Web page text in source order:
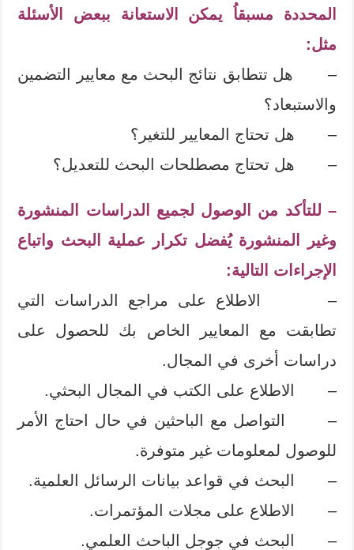
المحددة مسبقاُ يمكن الاستعانة ببعض الأسئلة
مثل:
– هل تتطابق نتائج البحث مع معايير التضمين
والاستبعاد؟
– هل تحتاج المعايير للتغير؟
– هل تحتاج مصطلحات البحث للتعديل؟
– للتأكد من الوصول لجميع الدراسات المنشورة
وغير المنشورة يُفضل تكرار عملية البحث واتباع
الإجراءات التالية:
– الاطلاع على مراجع الدراسات التي
تطابقت مع المعايير الخاص بك للحصول على
دراسات أخرى في المجال.
– الاطلاع على الكتب في المجال البحثي.
– التواصل مع الباحثين في حال احتاج الأمر
للوصول لمعلومات غير متوفرة.
– البحث في قواعد بيانات الرسائل العلمية.
– الاطلاع على مجلات المؤتمرات.
– البحث في جوجل الباحث العلمي.